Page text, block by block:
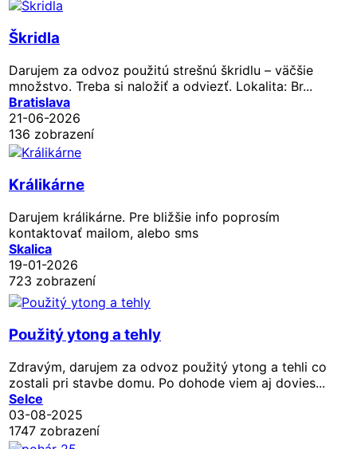
Škridla
Darujem za odvoz použitú strešnú škridlu – väčšie
množstvo. Treba si naložiť a odviezť. Lokalita: Br...
Bratislava
21-06-2026
136 zobrazení
Králikárne
Darujem králikárne. Pre bližšie info poprosím
kontaktovať mailom, alebo sms
Skalica
19-01-2026
723 zobrazení
Použitý ytong a tehly
Zdravým, darujem za odvoz použitý ytong a tehli co
zostali pri stavbe domu. Po dohode viem aj dovies...
Selce
03-08-2025
1747 zobrazení